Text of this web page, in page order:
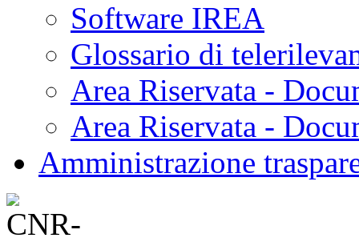
Software IREA
Glossario di
Area Riservata -
Area Riservata -
Amministrazione